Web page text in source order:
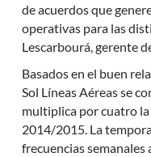
de acuerdos que
operativas para las
Lescarbourá, gerente
Basados en el buen
Sol Líneas Aéreas se
multiplica por cuatro
2014/2015. La
frecuencias semanales